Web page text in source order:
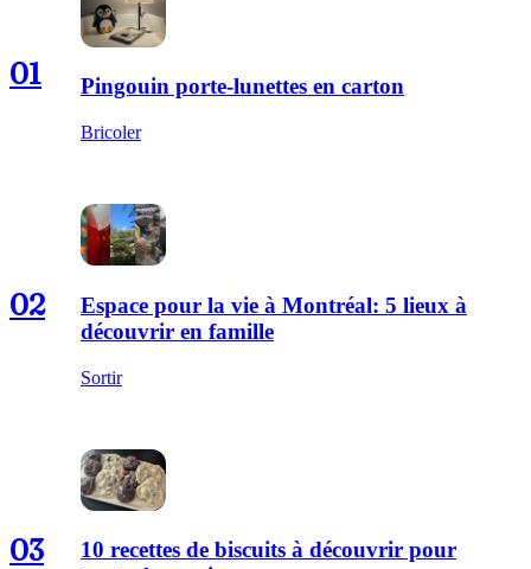
01 Pingouin porte-lunettes en carton
Bricoler
02
Espace pour la vie à Montréal: 5 lieux à
découvrir en famille
Sortir
03
10 recettes de biscuits à découvrir pour